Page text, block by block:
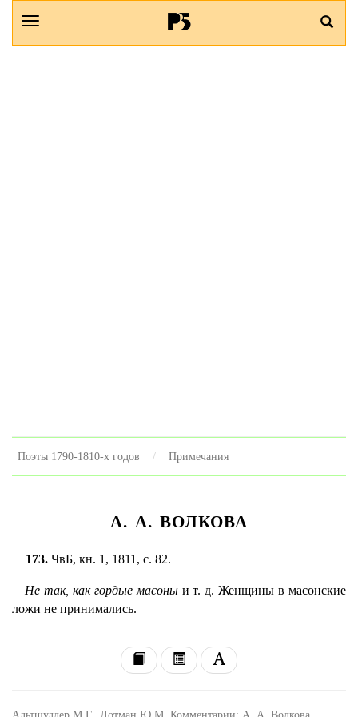
Поэты 1790-1810-х годов Примечания
А. А. ВОЛКОВА
173. ЧвБ, кн. 1, 1811, с. 82.
Не так, как гордые масоны и т. д. Женщины в масонские
ложи не принимались.